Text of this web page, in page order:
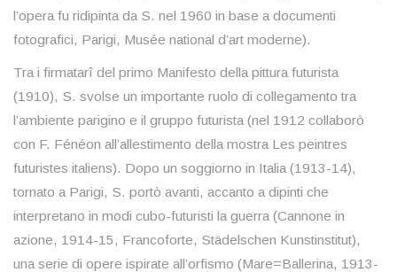
l’opera fu ridipinta da S. nel 1960 in base a documenti
fotografici, Parigi, Musée national d’art moderne).
Tra i firmatarî del primo Manifesto della pittura futurista
(1910), S. svolse un importante ruolo di collegamento tra
l’ambiente parigino e il gruppo futurista (nel 1912 collaborò
con F. Fénéon all’allestimento della mostra Les peintres
futuristes italiens). Dopo un soggiorno in Italia (1913-14),
tornato a Parigi, S. portò avanti, accanto a dipinti che
interpretano in modi cubo-futuristi la guerra (Cannone in
azione, 1914-15, Francoforte, Städelschen Kunstinstitut),
una serie di opere ispirate all’orfismo (Mare=Ballerina, 1913-